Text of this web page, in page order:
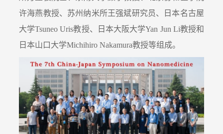
许海燕教授、苏州纳米所王强斌研究员、日本名古屋
大学Tsuneo Uris教授、日本大阪大学Yan Jun Li教授和
日本山口大学Michihiro Nakamura教授等组成。